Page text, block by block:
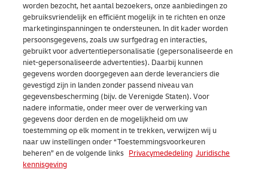
worden bezocht, het aantal bezoekers, onze aanbiedingen zo
gebruiksvriendelijk en efficiënt mogelijk in te richten en onze
marketinginspanningen te ondersteunen. In dit kader worden
persoonsgegevens, zoals uw surfgedrag en interacties,
gebruikt voor advertentiepersonalisatie (gepersonaliseerde en
niet-gepersonaliseerde advertenties). Daarbij kunnen
gegevens worden doorgegeven aan derde leveranciers die
gevestigd zijn in landen zonder passend niveau van
gegevensbescherming (bijv. de Verenigde Staten). Voor
nadere informatie, onder meer over de verwerking van
gegevens door derden en de mogelijkheid om uw
toestemming op elk moment in te trekken, verwijzen wij u
naar uw instellingen onder “Toestemmingsvoorkeuren
beheren” en de volgende links Privacymededeling Juridische
kennisgeving